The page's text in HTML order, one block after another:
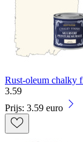
Rust-oleum chalky
3.59
Prijs: 3.59 euro